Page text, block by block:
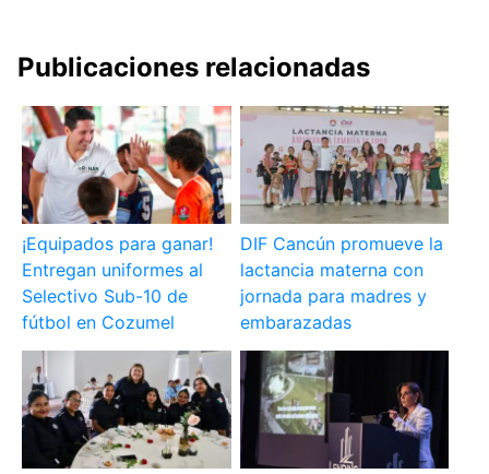
Publicaciones relacionadas
¡Equipados para ganar!
Entregan uniformes al
Selectivo Sub-10 de
fútbol en Cozumel
DIF Cancún promueve la
lactancia materna con
jornada para madres y
embarazadas